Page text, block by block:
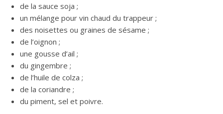
de la sauce soja ;
un mélange pour vin chaud du trappeur ;
des noisettes ou graines de sésame ;
de l’oignon ;
une gousse d’ail ;
du gingembre ;
de l’huile de colza ;
de la coriandre ;
du piment, sel et poivre.